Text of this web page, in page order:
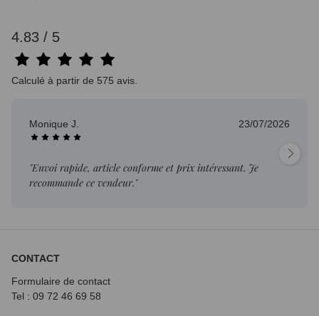
4.83 / 5
Calculé à partir de 575 avis.
Monique J. 23/07/2026
"Envoi rapide, article conforme et prix intéressant. Je
recommande ce vendeur."
CONTACT
Formulaire de contact
Tel : 09 72 46 69 58